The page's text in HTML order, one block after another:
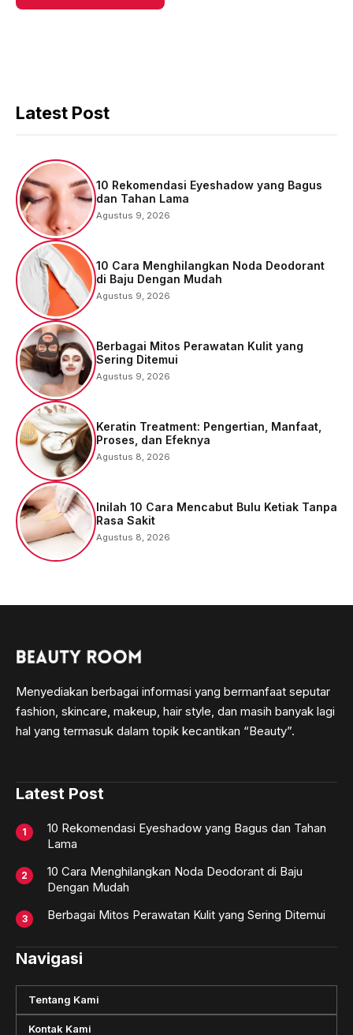
Latest Post
10 Rekomendasi Eyeshadow yang Bagus
dan Tahan Lama
Agustus 9, 2026
10 Cara Menghilangkan Noda Deodorant
di Baju Dengan Mudah
Agustus 9, 2026
Berbagai Mitos Perawatan Kulit yang
Sering Ditemui
Agustus 9, 2026
Keratin Treatment: Pengertian, Manfaat,
Proses, dan Efeknya
Agustus 8, 2026
Inilah 10 Cara Mencabut Bulu Ketiak Tanpa
Rasa Sakit
Agustus 8, 2026
Menyediakan berbagai informasi yang bermanfaat seputar
fashion, skincare, makeup, hair style, dan masih banyak lagi
hal yang termasuk dalam topik kecantikan “Beauty”.
Latest Post
10 Rekomendasi Eyeshadow yang Bagus dan Tahan
Lama
10 Cara Menghilangkan Noda Deodorant di Baju
Dengan Mudah
Berbagai Mitos Perawatan Kulit yang Sering Ditemui
Navigasi
Tentang Kami
Kontak Kami